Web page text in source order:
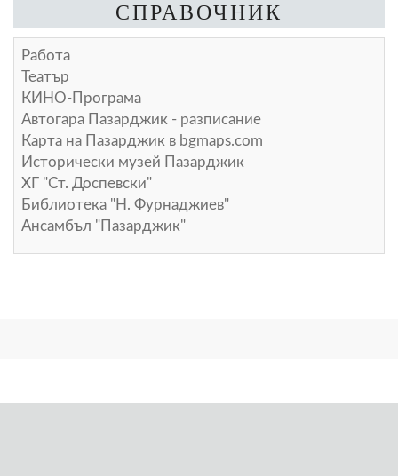
СПРАВОЧНИК
Работа
Театър
КИНО-Програма
Автогара Пазарджик - разписание
Карта на Пазарджик в bgmaps.com
Исторически музей Пазарджик
ХГ "Ст. Доспевски"
Библиотека "Н. Фурнаджиев"
Ансамбъл "Пазарджик"